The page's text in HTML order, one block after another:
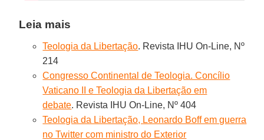
Leia mais
Teologia da Libertação. Revista IHU On-Line, Nº
214
Congresso Continental de Teologia. Concílio
Vaticano II e Teologia da Libertação em
debate. Revista IHU On-Line, Nº 404
Teologia da Libertação, Leonardo Boff em guerra
no Twitter com ministro do Exterior